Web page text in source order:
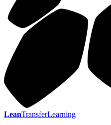
LeanTransferLearning